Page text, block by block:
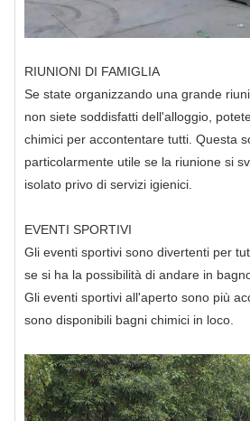
RIUNIONI DI FAMIGLIA
Se state organizzando una grande
non siete soddisfatti dell'alloggio,
chimici per accontentare tutti. Questa
particolarmente utile se la riunione si
isolato privo di servizi igienici.
EVENTI SPORTIVI
Gli eventi sportivi sono divertenti per
se si ha la possibilità di andare in
Gli eventi sportivi all'aperto sono più
sono disponibili bagni chimici in loco.